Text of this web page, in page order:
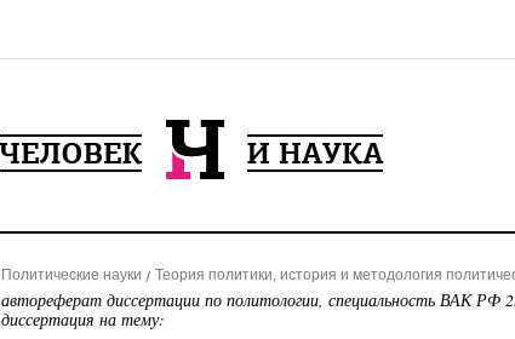
Политические науки Теория политики, история и методология
автореферат диссертации по политологии, специальность ВАК РФ
диссертация на тему: